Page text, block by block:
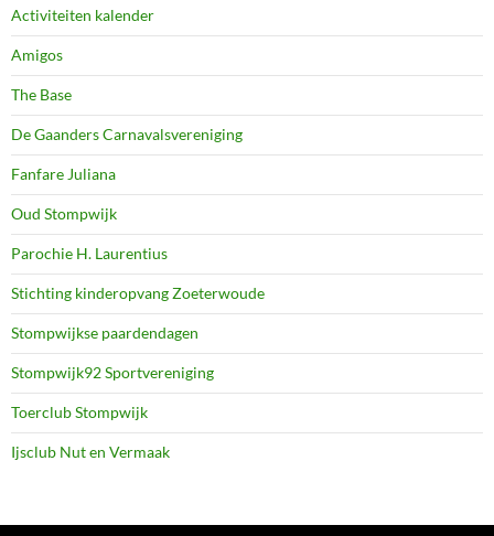
Activiteiten kalender
Amigos
The Base
De Gaanders Carnavalsvereniging
Fanfare Juliana
Oud Stompwijk
Parochie H. Laurentius
Stichting kinderopvang Zoeterwoude
Stompwijkse paardendagen
Stompwijk92 Sportvereniging
Toerclub Stompwijk
Ijsclub Nut en Vermaak